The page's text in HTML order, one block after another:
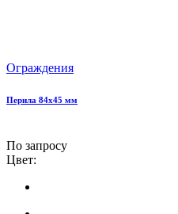
Ограждения
Перила 84х45 мм
По запросу
Цвет: